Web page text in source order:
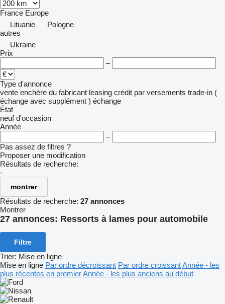
France Europe
Lituanie
Pologne
autres
Ukraine
Prix
–
Type d'annonce
vente enchère du fabricant leasing crédit par versements trade-in (
échange avec supplément ) échange
État
neuf d'occasion
Année
–
Pas assez de filtres ?
Proposer une modification
Résultats de recherche:
-
montrer
Résultats de recherche: 27 annonces
Montrer
27 annonces: Ressorts à lames pour automobile
Filtre
Trier: Mise en ligne
Mise en ligne Par ordre décroissant Par ordre croissantAnnée - les
plus récentes en premierAnnée - les plus anciens au début